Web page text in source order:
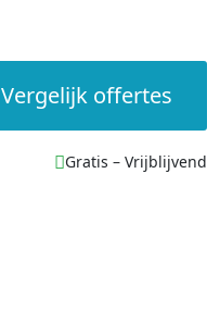
Vergelijk offertes
Gratis – Vrijblijvend